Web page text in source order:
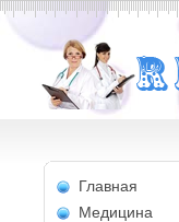
Главная
Медицина